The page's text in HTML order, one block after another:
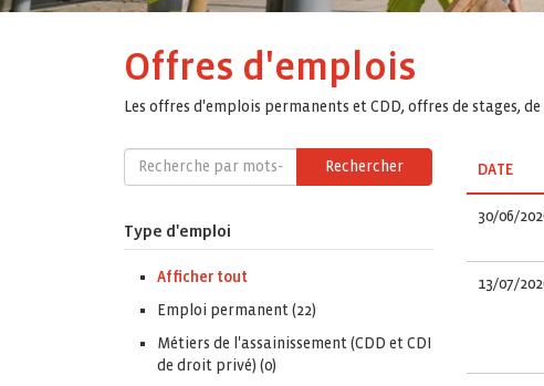
Offres d'emplois
Les offres d'emplois permanents et CDD, offres de stages,
Rechercher
Type d'emploi
Afficher tout
Emploi permanent (22)
Métiers de l'assainissement (CDD et CDI
de droit privé) (0)
DATE
30/06/
13/07/